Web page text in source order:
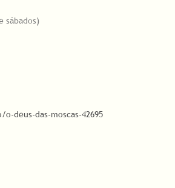
sábados)
das-moscas-42695